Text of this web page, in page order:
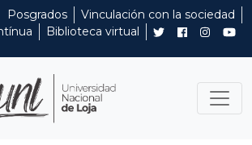
Posgrados
Vinculación con la sociedad
Biblioteca virtual